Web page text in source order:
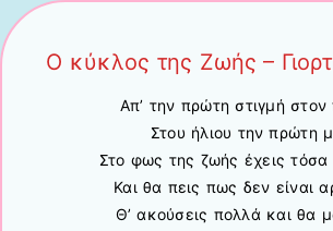
Ο κύκλος της Ζωής –
Απ’ την πρώτη στιγμή στον
Στου ήλιου την πρώτη
Στο φως της ζωής έχεις τόσα
Και θα πεις πως δεν είναι
Θ’ ακούσεις πολλά και θα